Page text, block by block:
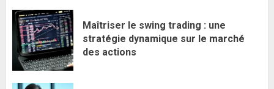
Maîtriser le swing trading : une
stratégie dynamique sur le marché
des actions